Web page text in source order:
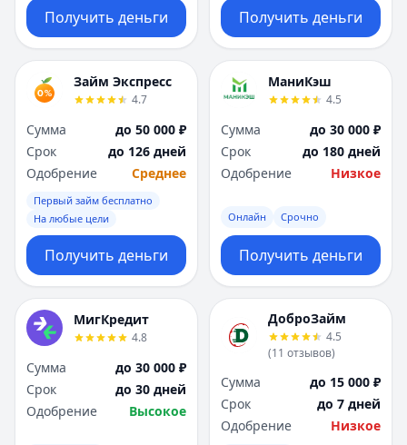
Получить деньги Получить деньги
Займ Экспресс
4.7
Сумма
до 50 000 ₽
Срок
до 126 дней
Одобрение
Среднее
Первый займ бесплатно
На любые цели
Получить деньги
МаниКэш
4.5
Сумма
до 30 000 ₽
Срок
до 180 дней
Одобрение
Низкое
Онлайн Срочно
Получить деньги
МигКредит
4.8
Сумма
до 30 000 ₽
Срок
до 30 дней
Одобрение
Высокое
ДоброЗайм
4.5
(11 отзывов)
Сумма
до 15 000 ₽
Срок
до 7 дней
Одобрение
Низкое